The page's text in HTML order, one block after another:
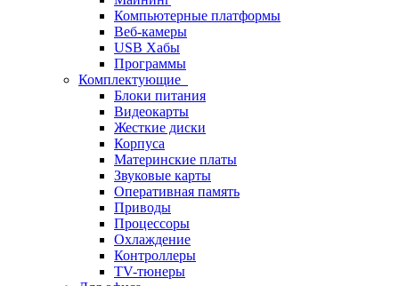
Компьютерные платформы
Веб-камеры
USB Хабы
Программы
Комплектующие
Блоки питания
Видеокарты
Жесткие диски
Корпуса
Материнские платы
Звуковые карты
Оперативная память
Приводы
Процессоры
Охлаждение
Контроллеры
TV-тюнеры